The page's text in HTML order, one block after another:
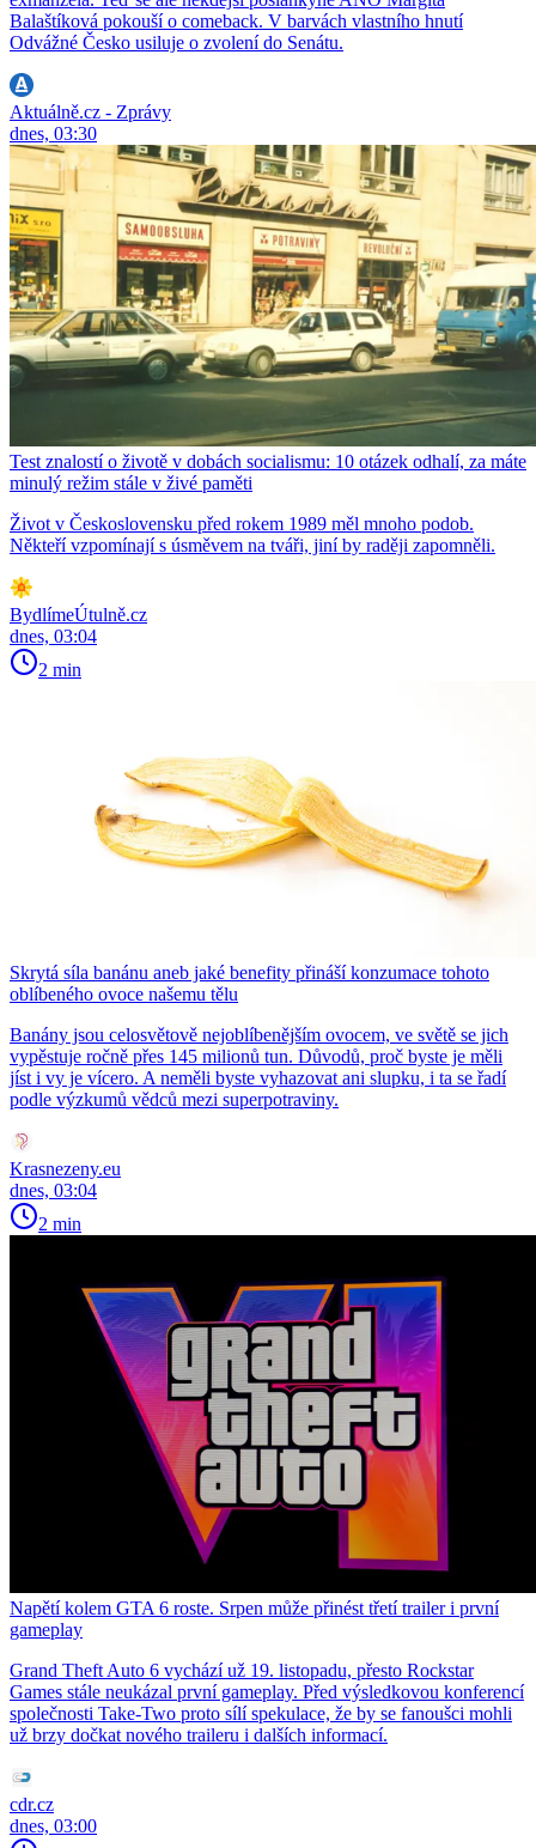
Balaštíková pokouší o comeback. V barvách vlastního hnutí
Odvážné Česko usiluje o zvolení do Senátu.
Aktuálně.cz - Zprávy
dnes, 03:30
Test znalostí o životě v dobách socialismu: 10 otázek odhalí, za máte
minulý režim stále v živé paměti
Život v Československu před rokem 1989 měl mnoho podob.
Někteří vzpomínají s úsměvem na tváři, jiní by raději zapomněli.
BydlímeÚtulně.cz
dnes, 03:04
2 min
Skrytá síla banánu aneb jaké benefity přináší konzumace tohoto
oblíbeného ovoce našemu tělu
Banány jsou celosvětově nejoblíbenějším ovocem, ve světě se jich
vypěstuje ročně přes 145 milionů tun. Důvodů, proč byste je měli
jíst i vy je vícero. A neměli byste vyhazovat ani slupku, i ta se řadí
podle výzkumů vědců mezi superpotraviny.
Krasnezeny.eu
dnes, 03:04
2 min
Napětí kolem GTA 6 roste. Srpen může přinést třetí trailer i první
gameplay
Grand Theft Auto 6 vychází už 19. listopadu, přesto Rockstar
Games stále neukázal první gameplay. Před výsledkovou konferencí
společnosti Take-Two proto sílí spekulace, že by se fanoušci mohli
už brzy dočkat nového traileru i dalších informací.
cdr.cz
dnes, 03:00